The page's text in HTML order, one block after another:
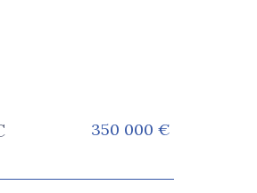
350 000 €